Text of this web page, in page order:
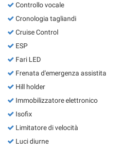
Controllo vocale
Cronologia tagliandi
Cruise Control
ESP
Fari LED
Frenata d'emergenza assistita
Hill holder
Immobilizzatore elettronico
Isofix
Limitatore di velocità
Luci diurne